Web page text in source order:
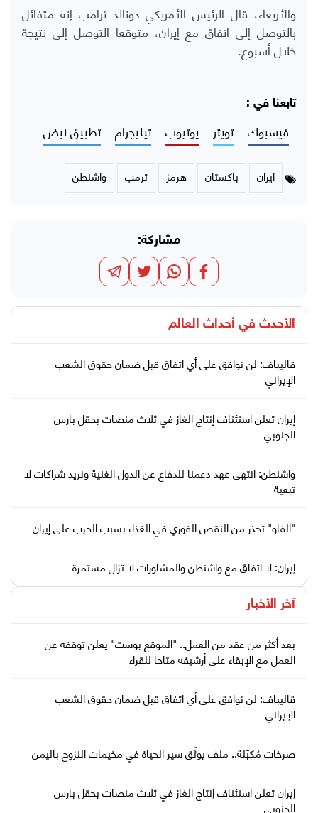
والأربعاء، قال الرئيس الأمريكي دونالد ترامب إنه متفائل
بالتوصل إلى اتفاق مع إيران، متوقعا التوصل إلى نتيجة
خلال أسبوع.
تابعنا في :
فيسبوك تويتر يوتيوب تيليجرام تطبيق نبض
ايران باكستان هرمز ترمب واشنطن
مشاركة:
الأحدث في أحداث العالم
قاليباف: لن نوافق على أي اتفاق قبل ضمان حقوق الشعب
الإيراني
إيران تعلن استئناف إنتاج الغاز في ثلاث منصات بحقل بارس
الجنوبي
واشنطن: انتهى عهد دعمنا للدفاع عن الدول الغنية ونريد شراكات لا
تبعية
"الفاو" تحذر من النقص الفوري في الغذاء بسبب الحرب على إيران
إيران: لا اتفاق مع واشنطن والمشاورات لا تزال مستمرة
آخر الأخبار
بعد أكثر من عقد من العمل.. "الموقع بوست" يعلن توقفه عن
العمل مع الإبقاء على أرشيفه متاحا للقراء
قاليباف: لن نوافق على أي اتفاق قبل ضمان حقوق الشعب
الإيراني
صرخات مُكبّلة.. ملف يوثّق سير الحياة في مخيمات النزوح باليمن
إيران تعلن استئناف إنتاج الغاز في ثلاث منصات بحقل بارس
الجنوبي